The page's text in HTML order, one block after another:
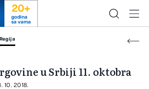
20+
godina
sa vama
Regija
u Srbiji 11. oktobra
10. 2018.